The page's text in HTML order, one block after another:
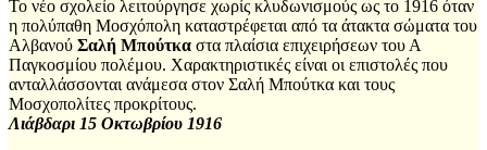
Το νέο σχολείο λειτούργησε χωρίς κλυδωνισμούς ως το 1916 όταν
η πολύπαθη Μοσχόπολη καταστρέφεται από τα άτακτα σώματα του
Αλβανού Σαλή Μπούτκα στα πλαίσια επιχειρήσεων του Α
Παγκοσμίου πολέμου. Χαρακτηριστικές είναι οι επιστολές που
ανταλλάσσονται ανάμεσα στον Σαλή Μπούτκα και τους
Μοσχοπολίτες προκρίτους.
Λιάβδαρι 15 Οκτωβρίου 1916